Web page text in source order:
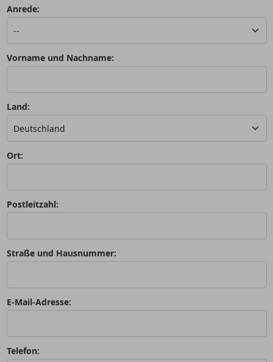
Anrede:
Vorname und Nachname:
Land:
Ort:
Postleitzahl:
Straße und Hausnummer:
E-Mail-Adresse:
Telefon: